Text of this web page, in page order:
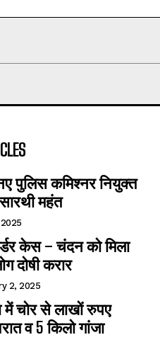
पुलिस कमिश्नर नियुक्त
सारथी महंत
केस – चंदन को मिला
दोषी करार
2, 2025
में चोर से लाखों रुपए
व 5 किलो गांजा